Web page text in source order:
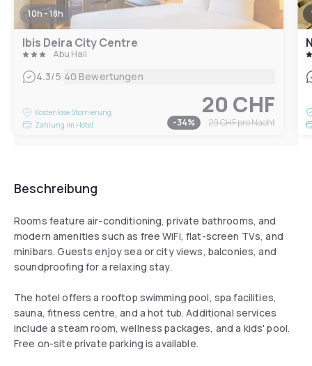
10h - 18h
Ibis Deira City Centre
Abu Hail
4.3/5 40 Bewertungen
Kostenlose Stornierung
Zahlung im Hotel
20 CHF
-34% 29 CHFpro Nacht
Beschreibung
Rooms feature air-conditioning, private bathrooms, and
modern amenities such as free WiFi, flat-screen TVs, and
minibars. Guests enjoy sea or city views, balconies, and
soundproofing for a relaxing stay.
The hotel offers a rooftop swimming pool, spa facilities,
sauna, fitness centre, and a hot tub. Additional services
include a steam room, wellness packages, and a kids' pool.
Free on-site private parking is available.